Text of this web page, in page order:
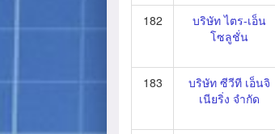
182
บริษัท ไตร-เอ็น
โซลูชั่น
183
บริษัท ซีวีที เอ็นจิ
เนียริ่ง จำกัด